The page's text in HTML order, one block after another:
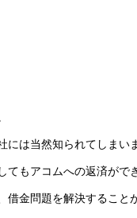
には当然知られてしまい
てもアコムへの返済がで
、借金問題を解決するこ